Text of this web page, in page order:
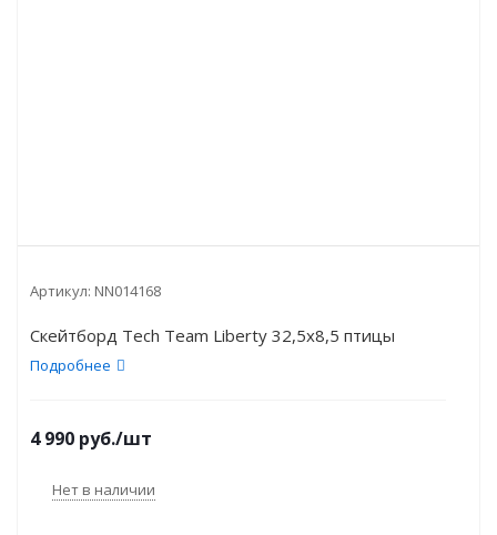
Артикул: NN014168
Скейтборд Tech Team Liberty 32,5x8,5 птицы
Подробнее
4 990 руб./шт
Нет в наличии